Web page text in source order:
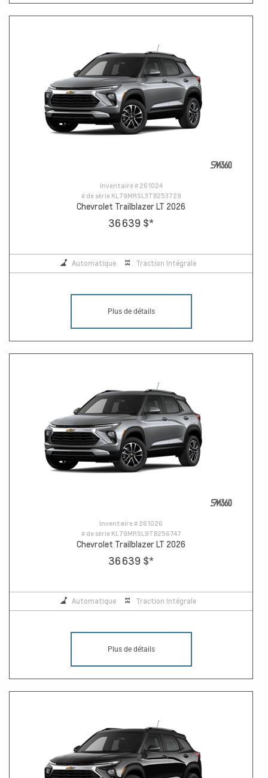
Inventaire # 261024
# de série KL79MRSL3TB253729
Chevrolet Trailblazer LT 2026
36 639 $*
Automatique Traction Intégrale
Plus de détails
Inventaire # 261026
# de série KL79MRSL9TB256747
Chevrolet Trailblazer LT 2026
36 639 $*
Automatique Traction Intégrale
Plus de détails